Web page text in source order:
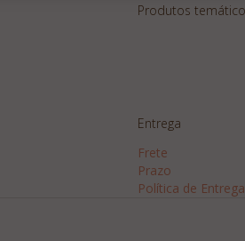
Produtos
Entrega
Frete
Prazo
Política de Entrega